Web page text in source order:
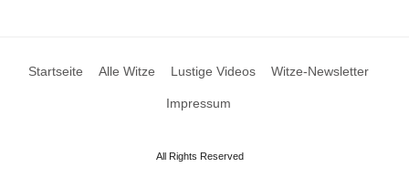
Startseite Alle Witze Lustige Videos Witze-Newsletter
Impressum
All Rights Reserved